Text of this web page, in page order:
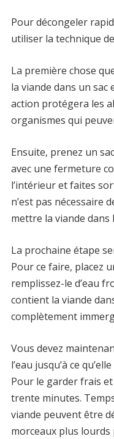
Pour décongeler
utiliser la technique
La première chose
la viande dans un
action protégera les
organismes qui
Ensuite, prenez un
avec une fermeture
l’intérieur et faites
n’est pas nécessaire
mettre la viande dans
La prochaine étape
Pour ce faire, placez
remplissez-le d’eau
contient la viande
complètement
Vous devez
l’eau jusqu’à ce
Pour le garder frais
trente minutes.
viande peuvent être
morceaux plus